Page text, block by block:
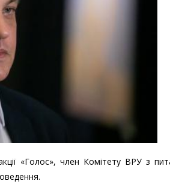
«Голос», член Комітету ВРУ з